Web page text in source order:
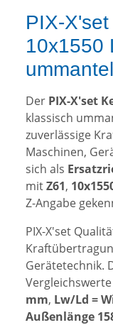
PIX-
10x1550
Der PIX-X'set
klassisch
zuverlässige
Maschinen,
sich als
mitZ61,
Z-Angabe
PIX-X'set
Gerätetechnik.
mm, Lw/Ld =
Außenlänge